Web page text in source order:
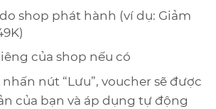
shop phát hành (ví dụ: Giảm
của shop nếu có
nút “Lưu”, voucher sẽ được
của bạn và áp dụng tự động